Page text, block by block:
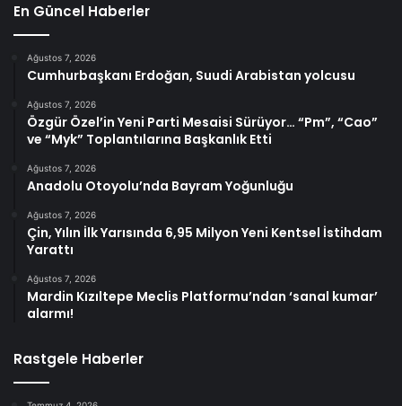
En Güncel Haberler
Ağustos 7, 2026
Cumhurbaşkanı Erdoğan, Suudi Arabistan yolcusu
Ağustos 7, 2026
Özgür Özel’in Yeni Parti Mesaisi Sürüyor… “Pm”, “Cao”
ve “Myk” Toplantılarına Başkanlık Etti
Ağustos 7, 2026
Anadolu Otoyolu’nda Bayram Yoğunluğu
Ağustos 7, 2026
Çin, Yılın İlk Yarısında 6,95 Milyon Yeni Kentsel İstihdam
Yarattı
Ağustos 7, 2026
Mardin Kızıltepe Meclis Platformu’ndan ‘sanal kumar’
alarmı!
Rastgele Haberler